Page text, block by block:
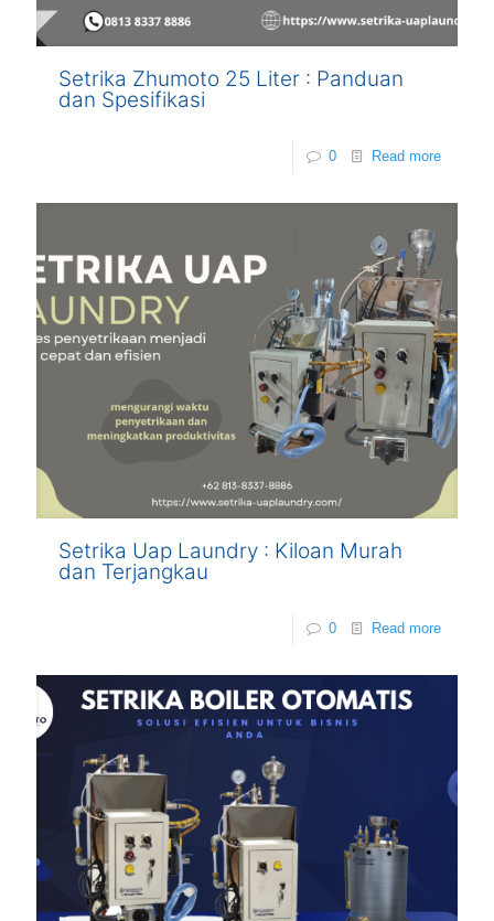
Setrika Zhumoto 25 Liter : Panduan
dan Spesifikasi
0 Read more
Setrika Uap Laundry : Kiloan Murah
dan Terjangkau
0 Read more